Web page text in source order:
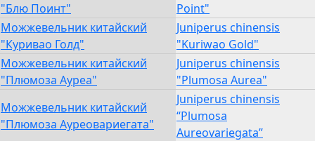
"Блю Поинт"
Point"
Можжевельник китайский
"Куривао Голд"
Juniperus chinensis
"Kuriwao Gold"
Можжевельник китайский
"Плюмоза Ауреа"
Juniperus chinensis
"Plumosa Aurea"
Можжевельник китайский
"Плюмоза Ауреовариегата"
Juniperus chinensis
“Plumosa
Aureovariegata”